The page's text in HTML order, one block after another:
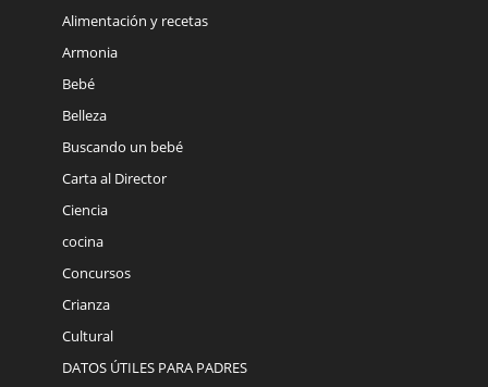
Alimentación y recetas
Armonia
Bebé
Belleza
Buscando un bebé
Carta al Director
Ciencia
cocina
Concursos
Crianza
Cultural
DATOS ÚTILES PARA PADRES